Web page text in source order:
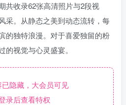
共收录62张高清照片与2段视
采。从静态之美到动态流转，每
的独特浪漫。对于喜爱独留的粉
视觉与心灵盛宴。
已隐藏，大会员可见
录后查看特权